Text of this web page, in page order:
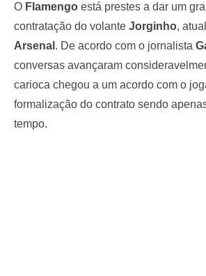
O Flamengo está prestes a dar um
contratação do volante Jorginho,
Arsenal . De acordo com o jornalista
conversas avançaram
carioca chegou a um acordo com o
formalização do contrato sendo
tempo.